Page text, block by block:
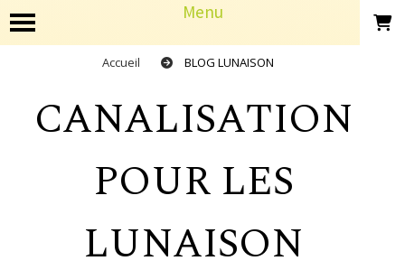
Menu
Accueil BLOG LUNAISON
CANALISATION
POUR LES
LUNAISON
Panneau de gestion des cookies